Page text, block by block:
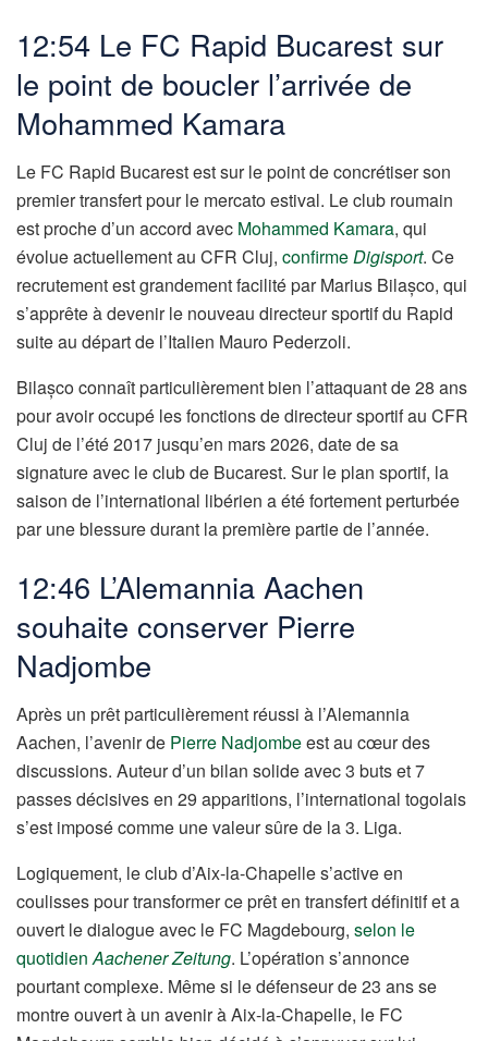
12:54 Le FC Rapid Bucarest sur
le point de boucler l’arrivée de
Mohammed Kamara
Le FC Rapid Bucarest est sur le point de concrétiser son
premier transfert pour le mercato estival. Le club roumain
est proche d’un accord avec Mohammed Kamara, qui
évolue actuellement au CFR Cluj, confirmeDigisport. Ce
recrutement est grandement facilité par Marius Bilașco, qui
s’apprête à devenir le nouveau directeur sportif du Rapid
suite au départ de l’Italien Mauro Pederzoli.
Bilașco connaît particulièrement bien l’attaquant de 28 ans
pour avoir occupé les fonctions de directeur sportif au CFR
Cluj de l’été 2017 jusqu’en mars 2026, date de sa
signature avec le club de Bucarest. Sur le plan sportif, la
saison de l’international libérien a été fortement perturbée
par une blessure durant la première partie de l’année.
12:46 L’Alemannia Aachen
souhaite conserver Pierre
Nadjombe
Après un prêt particulièrement réussi à l’Alemannia
Aachen, l’avenir de Pierre Nadjombeest au cœur des
discussions. Auteur d’un bilan solide avec 3 buts et 7
passes décisives en 29 apparitions, l’international togolais
s’est imposé comme une valeur sûre de la 3. Liga.
Logiquement, le club d’Aix-la-Chapelle s’active en
coulisses pour transformer ce prêt en transfert définitif et a
ouvert le dialogue avec le FC Magdebourg, selon le
quotidienAachener Zeitung. L’opération s’annonce
pourtant complexe. Même si le défenseur de 23 ans se
montre ouvert à un avenir à Aix-la-Chapelle, le FC